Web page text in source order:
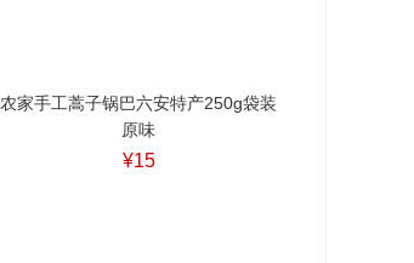
农家手工蒿子锅巴六安特产250g袋装
原味
¥15